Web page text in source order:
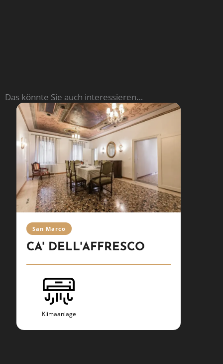
Das könnte Sie auch interessieren…
San Marco
CA' DELL'AFFRESCO
Klimaanlage